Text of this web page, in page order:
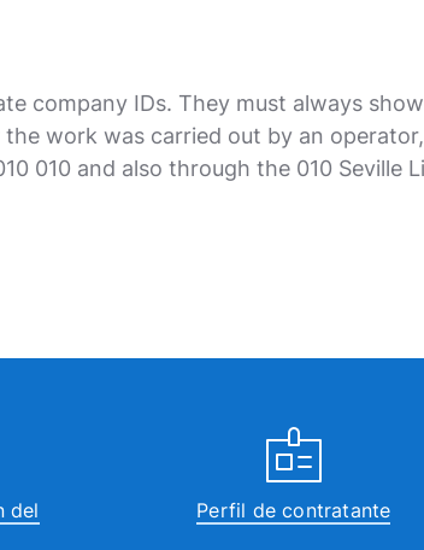
company IDs. They must always
work was carried out by an
010 and also through the 010 Seville
del
Perfil de contratante